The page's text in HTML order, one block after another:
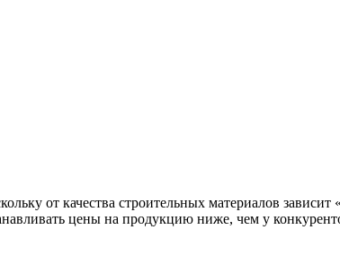
от качества строительных материалов
цены на продукцию ниже, чем у